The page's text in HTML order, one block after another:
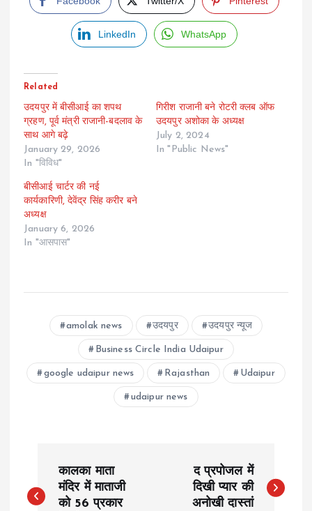
LinkedIn WhatsApp
Related
उदयपुर में बीसीआई का शपथ
ग्रहण, पूर्व मंत्री राजानी-बदलाव के
साथ आगे बढ़े
January 29, 2026
In "विविध"
गिरीश राजानी बने रोटरी क्लब ऑफ
उदयपुर अशोका के अध्यक्ष
July 2, 2024
In "Public News"
बीसीआई चार्टर की नई
कार्यकारिणी, देवेंद्र सिंह करीर बने
अध्यक्ष
January 6, 2026
In "आसपास"
amolak news उदयपुर उदयपुर न्यूज
Business Circle India Udaipur
google udaipur news Rajasthan Udaipur
udaipur news
o
कालका माता
मंदिर में माताजी
को 56 प्रकार
द प्रपोजल में
दिखी प्यार की
अनोखी दास्तां